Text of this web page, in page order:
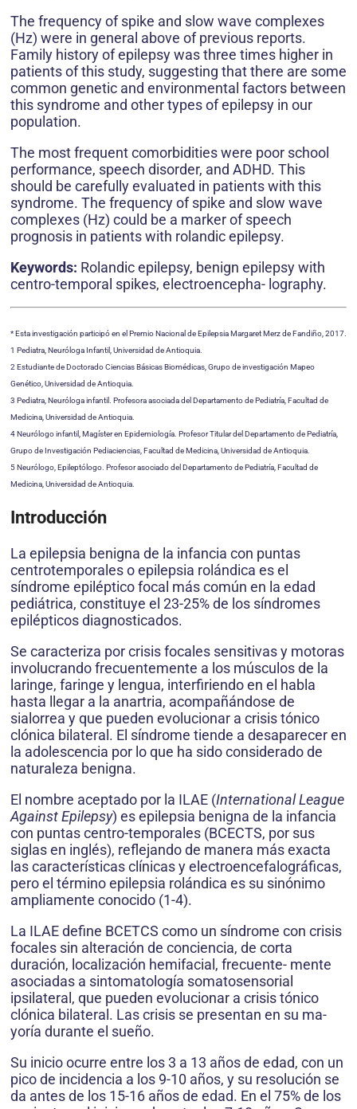
The frequency of spike and slow wave complexes
(Hz) were in general above of previous reports.
Family history of epilepsy was three times higher in
patients of this study, suggesting that there are some
common genetic and environmental factors between
this syndrome and other types of epilepsy in our
population.
The most frequent comorbidities were poor school
performance, speech disorder, and ADHD. This
should be carefully evaluated in patients with this
syndrome. The frequency of spike and slow wave
complexes (Hz) could be a marker of speech
prognosis in patients with rolandic epilepsy.
Keywords: Rolandic epilepsy, benign epilepsy with
centro-temporal spikes, electroencepha- lography.
* Esta investigación participó en el Premio Nacional de Epilepsia Margaret Merz de Fandiño, 2017.
1 Pediatra, Neuróloga Infantil, Universidad de Antioquia.
2 Estudiante de Doctorado Ciencias Básicas Biomédicas, Grupo de investigación Mapeo
Genético, Universidad de Antioquia.
3 Pediatra, Neuróloga infantil. Profesora asociada del Departamento de Pediatría, Facultad de
Medicina, Universidad de Antioquia.
4 Neurólogo infantil, Magíster en Epidemiología. Profesor Titular del Departamento de Pediatría,
Grupo de Investigación Pediaciencias, Facultad de Medicina, Universidad de Antioquia.
5 Neurólogo, Epileptólogo. Profesor asociado del Departamento de Pediatría, Facultad de
Medicina, Universidad de Antioquia.
Introducción
La epilepsia benigna de la infancia con puntas
centrotemporales o epilepsia rolándica es el
síndrome epiléptico focal más común en la edad
pediátrica, constituye el 23-25% de los síndromes
epilépticos diagnosticados.
Se caracteriza por crisis focales sensitivas y motoras
involucrando frecuentemente a los músculos de la
laringe, faringe y lengua, interfiriendo en el habla
hasta llegar a la anartria, acompañándose de
sialorrea y que pueden evolucionar a crisis tónico
clónica bilateral. El síndrome tiende a desaparecer en
la adolescencia por lo que ha sido considerado de
naturaleza benigna.
El nombre aceptado por la ILAE (International League
Against Epilepsy) es epilepsia benigna de la infancia
con puntas centro-temporales (BCECTS, por sus
siglas en inglés), reflejando de manera más exacta
las características clínicas y electroencefalográficas,
pero el término epilepsia rolándica es su sinónimo
ampliamente conocido (1-4).
La ILAE define BCETCS como un síndrome con crisis
focales sin alteración de conciencia, de corta
duración, localización hemifacial, frecuente- mente
asociadas a sintomatología somatosensorial
ipsilateral, que pueden evolucionar a crisis tónico
clónica bilateral. Las crisis se presentan en su ma-
yoría durante el sueño.
Su inicio ocurre entre los 3 a 13 años de edad, con un
pico de incidencia a los 9-10 años, y su resolución se
da antes de los 15-16 años de edad. En el 75% de los